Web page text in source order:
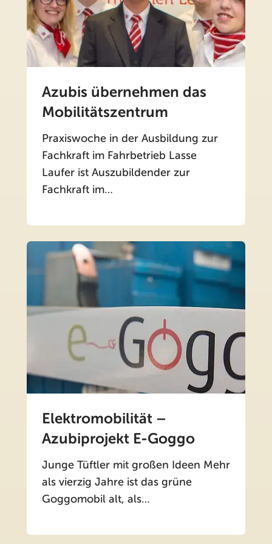
Azubis übernehmen das
Mobilitätszentrum
Praxiswoche in der Ausbildung zur
Fachkraft im Fahrbetrieb Lasse
Laufer ist Auszubildender zur
Fachkraft im…
Elektromobilität –
Azubiprojekt E-Goggo
Junge Tüftler mit großen Ideen Mehr
als vierzig Jahre ist das grüne
Goggomobil alt, als…